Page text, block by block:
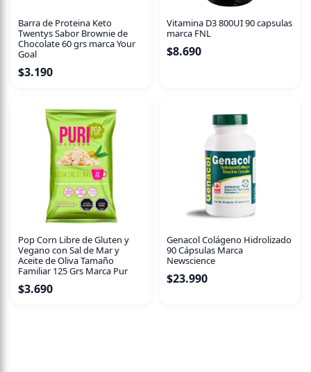
Barra de Proteina Keto
Twentys Sabor Brownie de
Chocolate 60 grs marca Your
Goal
$3.190
Vitamina D3 800UI 90 capsulas
marca FNL
$8.690
Pop Corn Libre de Gluten y
Vegano con Sal de Mar y
Aceite de Oliva Tamaño
Familiar 125 Grs Marca Pur
$3.690
Genacol Colágeno Hidrolizado
90 Cápsulas Marca
Newscience
$23.990